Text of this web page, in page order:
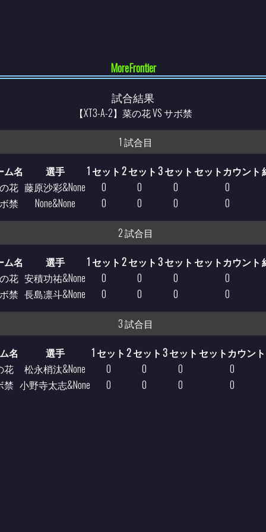
MoreFrontier
試合結果
【XT3-A-2】菜の花 VS サボ禁
1 試合目
ム名 選手 1 セット 2 セット 3 セット セットカウント
花 藤原沙彩&None 0 0 0 0
禁
None&None 0 0 0 0
2 試合目
ム名 選手 1 セット 2 セット 3 セット セットカウント
花 安積功祐&None 0 0 0 0
禁 長島凛斗&None 0 0 0 0
3 試合目
名 選手 1 セット 2 セット 3 セット セットカウント
花
松永梢汰&None 0 0 0 0
禁 小野寺太志&None 0 0 0 0